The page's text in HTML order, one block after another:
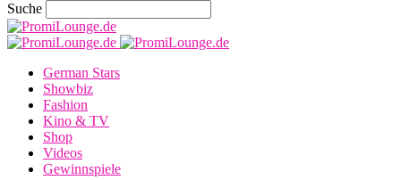
Suche
German Stars
Showbiz
Fashion
Kino & TV
Shop
Videos
Gewinnspiele